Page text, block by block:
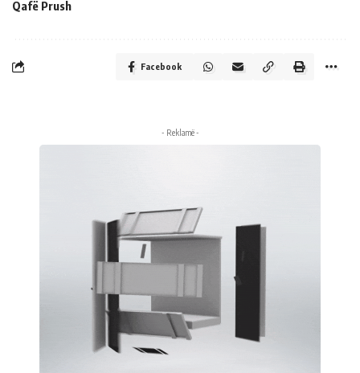
Qafë Prush
Facebook
- Reklamë -